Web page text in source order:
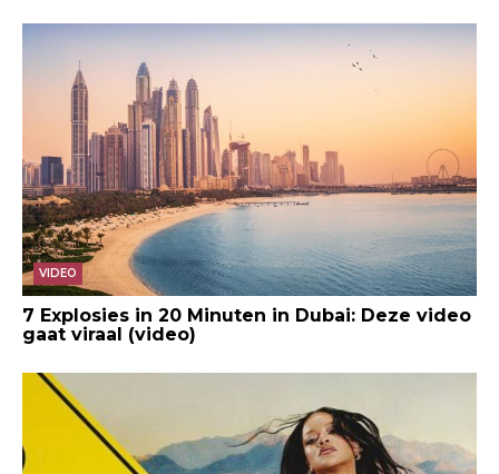
VIDEO
7 Explosies in 20 Minuten in Dubai: Deze video
gaat viraal (video)